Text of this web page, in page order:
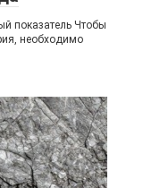
показатель Чтобы
необходимо